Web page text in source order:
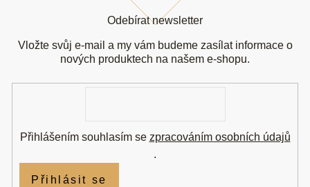
Odebírat newsletter
Vložte svůj e-mail a my vám budeme zasílat informace o
nových produktech na našem e-shopu.
Přihlášením souhlasím se zpracováním osobních údajů
.
Přihlásit se